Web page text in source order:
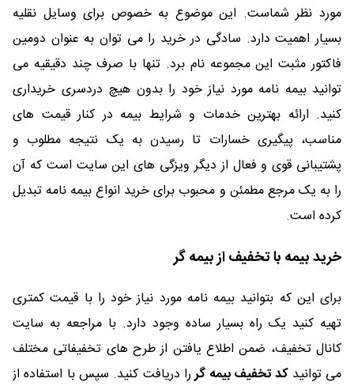
مورد نظر شماست. این موضوع به خصوص برای وسایل نقلیه
بسیار اهمیت دارد. سادگی در خرید را می توان به عنوان دومین
فاکتور مثبت این مجموعه نام برد. تنها با صرف چند دقیقیه می
توانید بیمه نامه مورد نیاز خود را بدون هیچ دردسری خریداری
کنید. ارائه بهترین خدمات و شرایط بیمه در کنار قیمت های
مناسب، پیگیری خسارات تا رسیدن به یک نتیجه مطلوب و
پشتیبانی قوی و فعال از دیگر ویزگی های این سایت است که آن
را به یک مرجع مطمئن و محبوب برای خرید انواع بیمه نامه تبدیل
کرده است.
خرید بیمه با تخفیف از بیمه گر
برای این که بتوانید بیمه نامه مورد نیاز خود را با قیمت کمتری
تهیه کنید یک راه بسیار ساده وجود دارد. با مراجعه به سایت
کانال تخفیف، ضمن اطلاع یافتن از طرح های تخفیفاتی مختلف
می توانیدکد تخفیف بیمه گررا دریافت کنید. سپس با استفاده از